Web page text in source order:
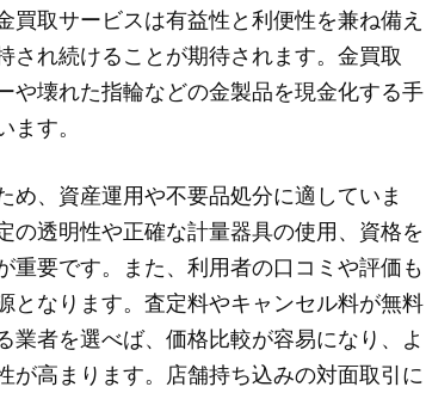
買取サービスは有益性と利便性を兼ね備え
され続けることが期待されます。金買取
や壊れた指輪などの金製品を現金化する手
す。
め、資産運用や不要品処分に適していま
の透明性や正確な計量器具の使用、資格を
重要です。また、利用者の口コミや評価も
となります。査定料やキャンセル料が無料
業者を選べば、価格比較が容易になり、よ
が高まります。店舗持ち込みの対面取引に